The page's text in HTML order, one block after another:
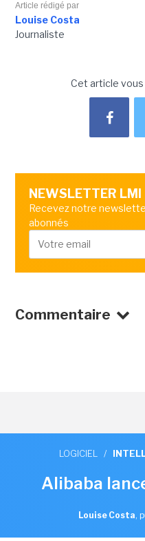
Article rédigé par
Louise Costa
Journaliste
Cet article vous
NEWSLETTER LMI
Recevez notre
abonnés
Commentaire
LOGICIEL /
Alibaba
Louise Costa,